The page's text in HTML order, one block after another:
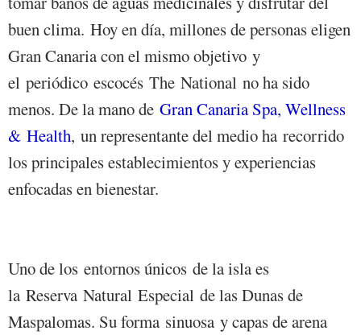
buen clima. Hoy en día, millones de personas eligen
Gran Canaria con el mismo objetivo y
el periódico escocés The National no ha sido
menos. De la mano de Gran Canaria Spa, Wellness
& Health, un representante del medio ha recorrido
los principales establecimientos y experiencias
enfocadas en bienestar.
Uno de los entornos únicos de la isla es
la Reserva Natural Especial de las Dunas de
Maspalomas. Su forma sinuosa y capas de arena